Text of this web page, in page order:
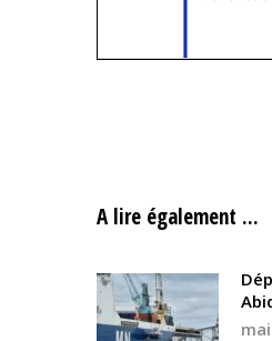
A lire également ...